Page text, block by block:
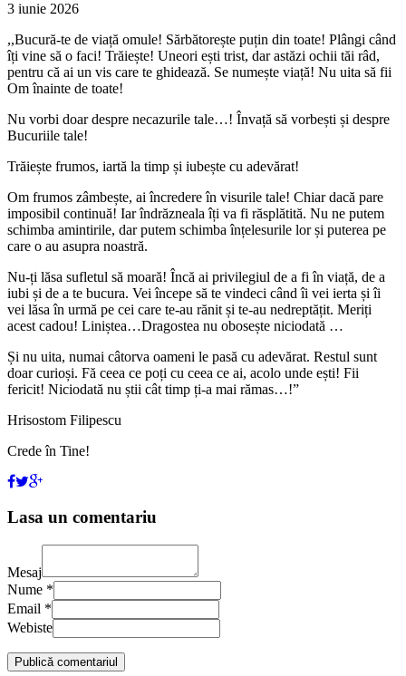
3 iunie 2026
,,Bucură-te de viață omule! Sărbătorește puțin din toate! Plângi când
îți vine să o faci! Trăiește! Uneori ești trist, dar astăzi ochii tăi râd,
pentru că ai un vis care te ghidează. Se numește viață! Nu uita să fii
Om înainte de toate!
Nu vorbi doar despre necazurile tale…! Învață să vorbești și despre
Bucuriile tale!
Trăiește frumos, iartă la timp și iubește cu adevărat!
Om frumos zâmbește, ai încredere în visurile tale! Chiar dacă pare
imposibil continuă! Iar îndrăzneala îți va fi răsplătită. Nu ne putem
schimba amintirile, dar putem schimba înțelesurile lor și puterea pe
care o au asupra noastră.
Nu-ți lăsa sufletul să moară! Încă ai privilegiul de a fi în viață, de a
iubi și de a te bucura. Vei începe să te vindeci când îi vei ierta și îi
vei lăsa în urmă pe cei care te-au rănit și te-au nedreptățit. Meriți
acest cadou! Liniștea…Dragostea nu obosește niciodată …
Și nu uita, numai câtorva oameni le pasă cu adevărat. Restul sunt
doar curioși. Fă ceea ce poți cu ceea ce ai, acolo unde ești! Fii
fericit! Niciodată nu știi cât timp ți-a mai rămas…!”
Hrisostom Filipescu
Crede în Tine!
Lasa un comentariu
Mesaj
Nume *
Email *
Webiste